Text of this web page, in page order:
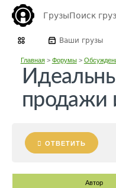
ГрузыПоиск
Ваши грузы
Главная> Форумы>
продажи
ОТВЕТИТЬ
Автор